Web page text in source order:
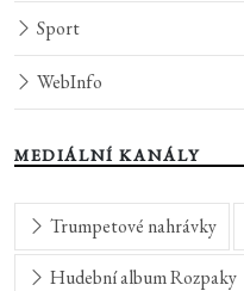
Sport
WebInfo
MEDIÁLNÍ KANÁLY
Trumpetové nahrávky
Hudební album Rozpaky